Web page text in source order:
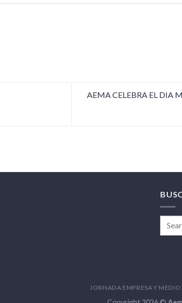
AEMA CELEBRA EL DIA
JORNADA EMPRESA Y